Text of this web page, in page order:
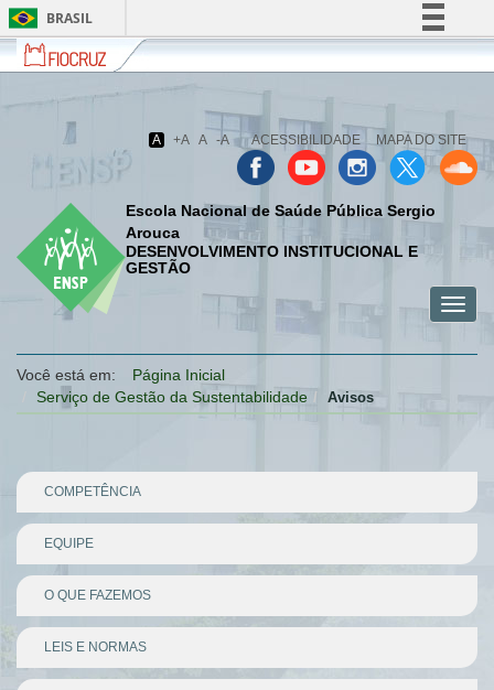
BRASIL
Simplifique!
Participe
Acesso à informação
Legislação
Canais
Fiocruz
Fale
com
A +A A -A ACESSIBILIDADE MAPA DO SITE
Escola Nacional de Saúde Pública Sergio
Arouca
DESENVOLVIMENTO INSTITUCIONAL E
GESTÃO
menu
menu
menu
Você está em:
Página Inicial
Serviço de Gestão da Sustentabilidade
Avisos
COMPETÊNCIA
EQUIPE
O QUE FAZEMOS
LEIS E NORMAS